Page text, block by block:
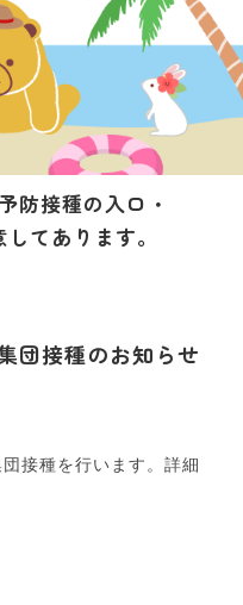
防接種の入口・
てあります。
団接種のお知らせ
接種を行います。詳細